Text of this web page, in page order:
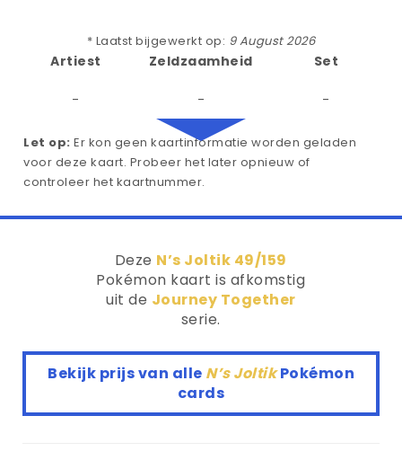
* Laatst bijgewerkt op: 9 August 2026
Artiest
-
Zeldzaamheid
-
Set
-
Let op: Er kon geen kaartinformatie worden geladen
voor deze kaart. Probeer het later opnieuw of
controleer het kaartnummer.
Deze N’s Joltik 49/159
Pokémon kaart is afkomstig
uit de Journey Together
serie.
Bekijk prijs van alle N’s JoltikPokémon
cards